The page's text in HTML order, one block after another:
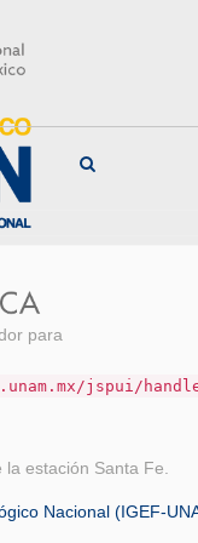
para
jspui/handle/
estación Santa Fe.
Nacional (IGEF-